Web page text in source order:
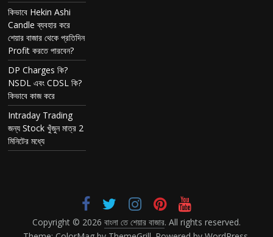
কিভাবে Hekin Ashi
Candle ব্যবহার করে
শেয়ার বাজার থেকে প্রতিদিন
Profit করতে পারবেন?
DP Charges কি?
NSDL এবং CDSL কি?
কিভাবে কাজ করে
Intraday Trading
জন্য Stock খুঁজুন মাত্র 2
মিনিটের মধ্যে
Copyright © 2026 বাংলা তে শেয়ার বাজার. All rights reserved.